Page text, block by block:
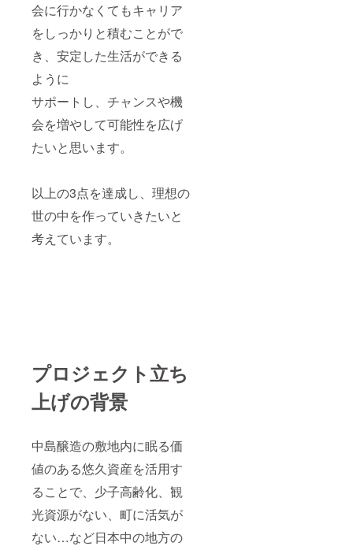
会に行かなくてもキャリア
をしっかりと積むことがで
き、安定した生活ができる
ように
サポートし、チャンスや機
会を増やして可能性を広げ
たいと思います。
以上の3点を達成し、理想の
世の中を作っていきたいと
考えています。
プロジェクト立ち
上げの背景
中島醸造の敷地内に眠る価
値のある悠久資産を活用す
ることで、少子高齢化、観
光資源がない、町に活気が
ない…など日本中の地方の